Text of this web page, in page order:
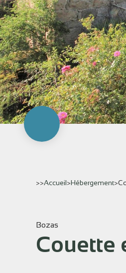
>>Accueil>Hébergement>
Bozas
Couette